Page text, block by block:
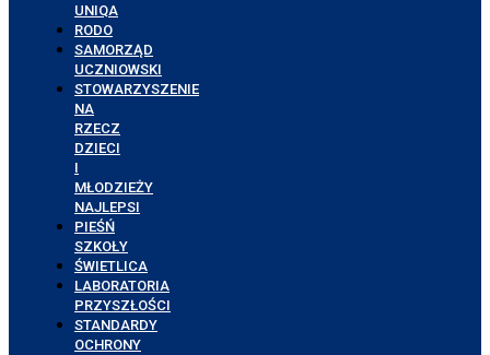
UNIQA
RODO
SAMORZĄD
UCZNIOWSKI
STOWARZYSZENIE
NA
RZECZ
DZIECI
I
MŁODZIEŻY
NAJLEPSI
PIEŚŃ
SZKOŁY
ŚWIETLICA
LABORATORIA
PRZYSZŁOŚCI
STANDARDY
OCHRONY